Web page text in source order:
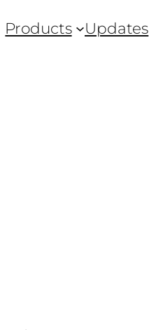
Products Updates